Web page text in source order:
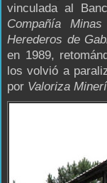
vinculada al
Compañía
Herederos de
en 1989,
los volvió a
por Valoriza